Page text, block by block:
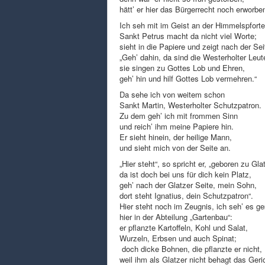
hätt’ er hier das Bürgerrecht noch
Ich seh mit im Geist an der
Sankt Petrus macht da nicht viel Worte;
sieht in die Papiere und zeigt nach der
„Geh’ dahin, da sind die Westerholter
sie singen zu Gottes Lob und Ehren,
geh’ hin und hilf Gottes Lob vermehren.“
Da sehe ich von weitem schon
Sankt Martin, Westerholter Schutzpatron.
Zu dem geh’ ich mit frommen Sinn
und reich’ ihm meine Papiere hin.
Er sieht hinein, der heilige Mann,
und sieht mich von der Seite an.
„Hier steht“, so spricht er, „geboren zu
da ist doch bei uns für dich kein Platz,
geh’ nach der Glatzer Seite, mein Sohn,
dort steht Ignatius, dein Schutzpatron“.
Hier steht noch im Zeugnis, ich seh’ es
hier in der Abteilung „Gartenbau“:
er pflanzte Kartoffeln, Kohl und Salat,
Wurzeln, Erbsen und auch Spinat;
doch dicke Bohnen, die pflanzte er nicht,
weil ihm als Glatzer nicht behagt das